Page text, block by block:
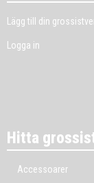
Lägg till din
Logga in
Hitta
Accessoarer